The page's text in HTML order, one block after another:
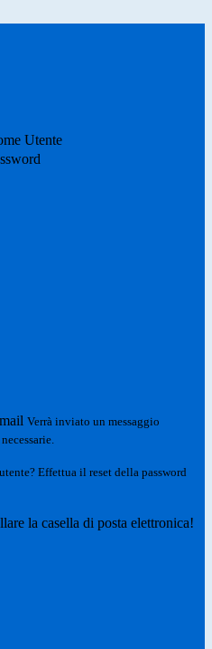
Utente
Verrà inviato un messaggio
Effettua il reset della password
la casella di posta elettronica!